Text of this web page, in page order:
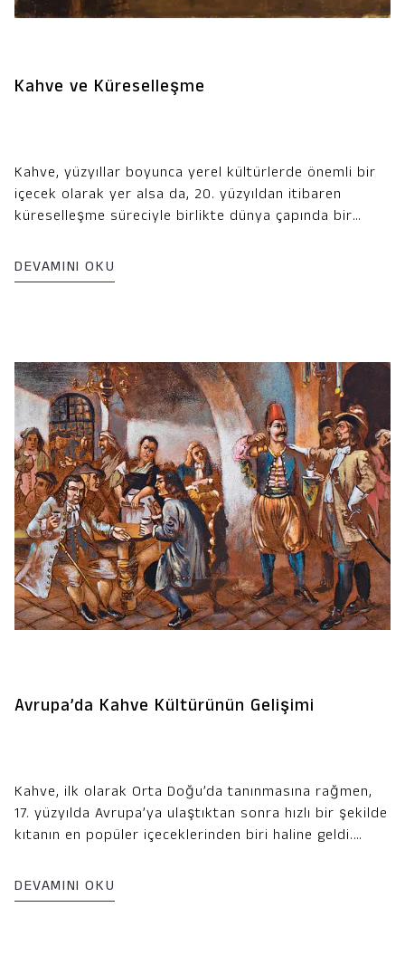
Kahve ve Küreselleşme
Kahve, yüzyıllar boyunca yerel kültürlerde önemli bir
içecek olarak yer alsa da, 20. yüzyıldan itibaren
küreselleşme süreciyle birlikte dünya çapında bir
içecek olmanın ötesinde, sosyal hayatın, iş dünyasının
ve modern yaşamın ayrılmaz bir parçası haline
DEVAMINI OKU
Avrupa’da Kahve Kültürünün Gelişimi
Kahve, ilk olarak Orta Doğu’da tanınmasına rağmen,
17. yüzyılda Avrupa’ya ulaştıktan sonra hızlı bir şekilde
kıtanın en popüler içeceklerinden biri haline geldi.
olarak değil, aynı zamanda sosyal, entelektüel ve
kültürel hayatın önemli bir parçası olarak kabul
DEVAMINI OKU